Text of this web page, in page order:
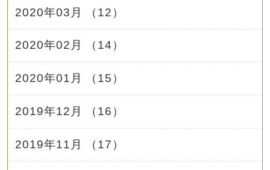
2020年03月 （12）
2020年02月 （14）
2020年01月 （15）
2019年12月 （16）
2019年11月 （17）